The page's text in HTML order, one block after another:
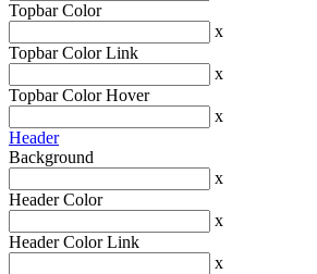
Topbar Color
x
Topbar Color Link
x
Topbar Color Hover
x
Header
Background
x
Header Color
x
Header Color Link
x